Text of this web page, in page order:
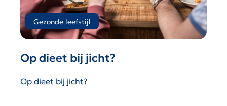
Gezonde leefstijl
Op dieet bij jicht?
Op dieet bij jicht?